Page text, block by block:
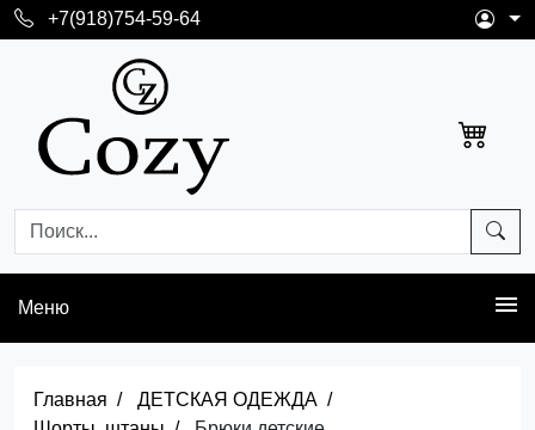
+7(918)754-59-64
Меню
Главная
ДЕТСКАЯ ОДЕЖДА